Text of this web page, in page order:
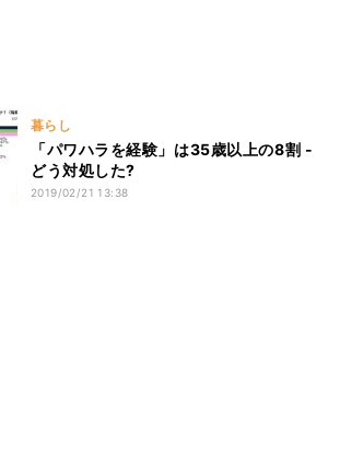
暮らし
「パワハラを経験」は35歳以上の8割 -
どう対処した?
2019/02/21 13:38